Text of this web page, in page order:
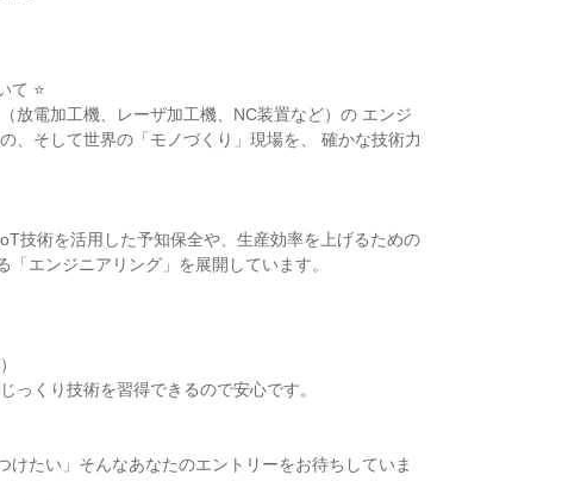
て ⭐
放電加工機、レーザ加工機、NC装置など）の エンジ
、そして世界の「モノづくり」現場を、 確かな技術力
技術を活用した予知保全や、生産効率を上げるための
エンジニアリング」を展開しています。
っくり技術を習得できるので安心です。
けたい」そんなあなたのエントリーをお待ちしていま